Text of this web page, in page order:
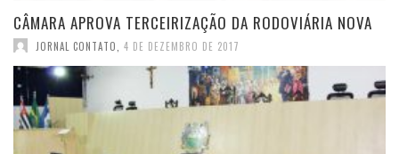
CÂMARA APROVA TERCEIRIZAÇÃO DA RODOVIÁRIA NOVA
JORNAL CONTATO 4 DE DEZEMBRO DE 2017